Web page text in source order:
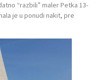
“razbili” maler Petka 13-
je u ponudi nakit, pre